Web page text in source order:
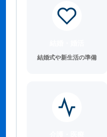
結婚式や新生活の準備